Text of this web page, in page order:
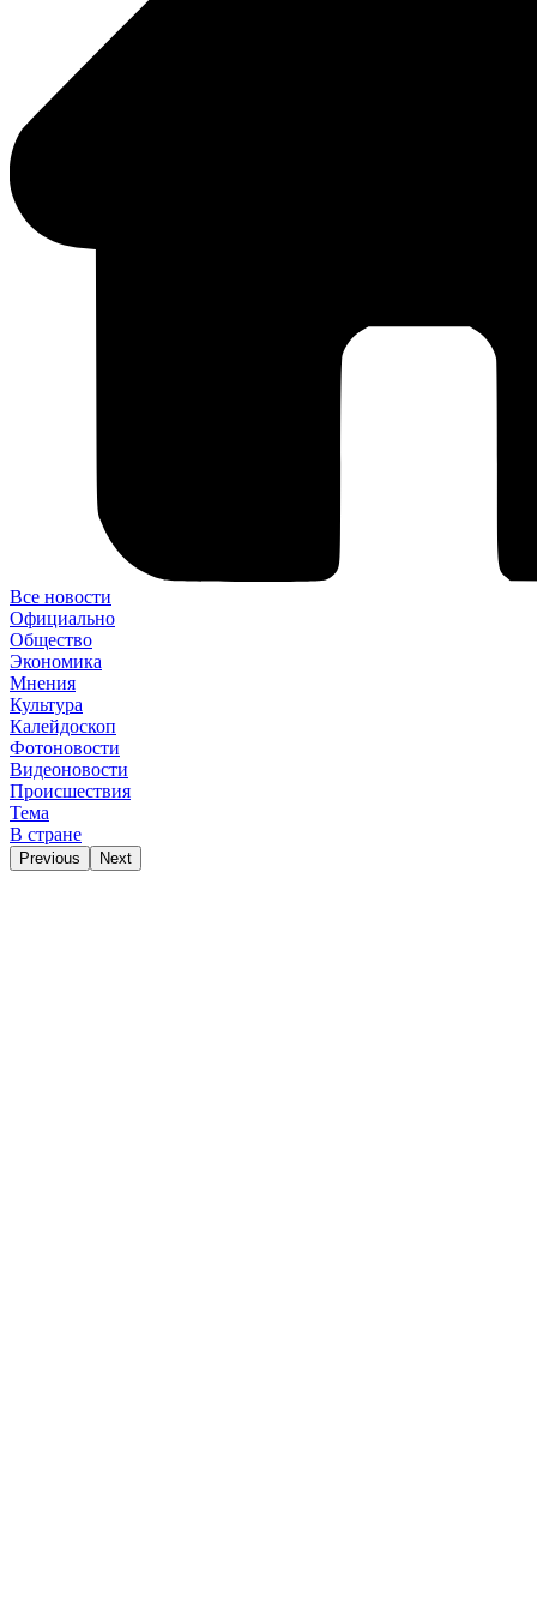
Все новости
Официально
Общество
Экономика
Мнения
Культура
Калейдоскоп
Фотоновости
Видеоновости
Происшествия
Тема
В стране
Previous Next